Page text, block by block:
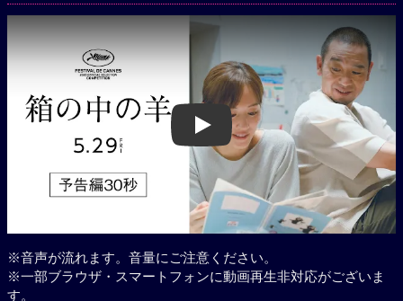
Play
※音声が流れます。音量にご注意ください。
※一部ブラウザ・スマートフォンに動画再生非対応がございま
す。